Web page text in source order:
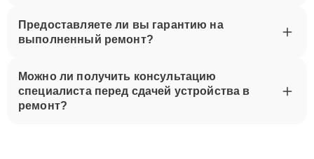
Предоставляете ли вы гарантию на
выполненный ремонт?
Можно ли получить консультацию
специалиста перед сдачей устройства в
ремонт?